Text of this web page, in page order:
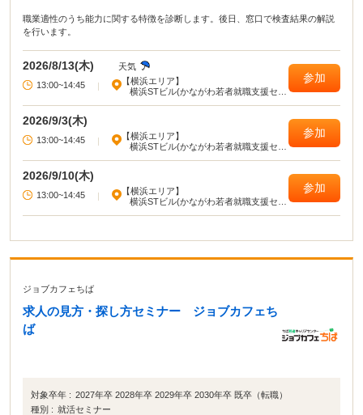
職業適性のうち能力に関する特徴を診断します。後日、窓口で検査結果の解説
を行います。
2026/8/13(木)
天気
13:00~14:45
|
【横浜エリア】
横浜STビル(かながわ若者就職支援セン
参加
2026/9/3(木)
13:00~14:45 |
【横浜エリア】
横浜STビル(かながわ若者就職支援セン
参加
2026/9/10(木)
13:00~14:45 |
【横浜エリア】
横浜STビル(かながわ若者就職支援セン
参加
ジョブカフェちば
求人の見方・探し方セミナー ジョブカフェち
ば
対象卒年 : 2027年卒 2028年卒 2029年卒 2030年卒 既卒（転職）
種別 : 就活セミナー